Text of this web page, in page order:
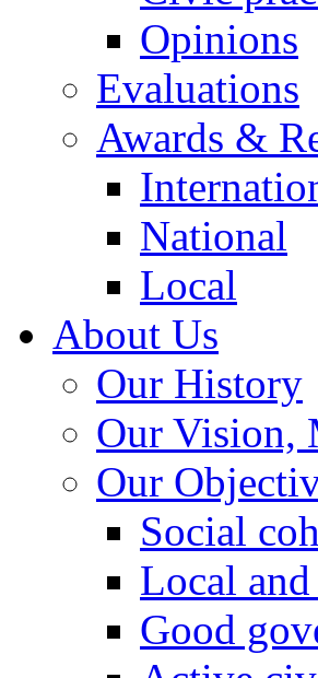
Opinions
Evaluations
Awards &
National
Local
About Us
Our History
Our Vision,
Our
Social
Local
Good